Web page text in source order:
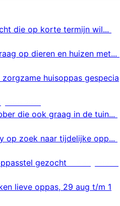
die op korte termijn wil...
op dieren en huizen met...
huisoppas gespecia
die ook graag in de tuin...
op zoek naar tijdelijke opp...
gezocht
lieve oppas, 29 aug t/m 1